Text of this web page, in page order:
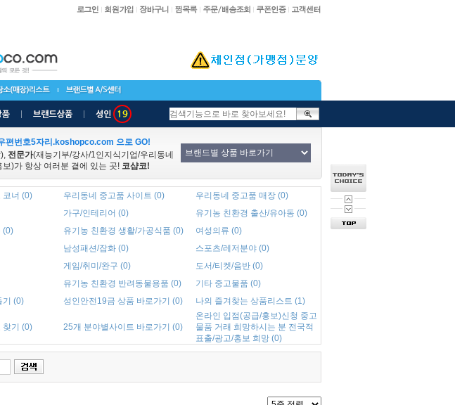
편번호5자리.koshopco.com 으로 GO!
전문가(재능기부/강사/1인지식기업/우리동네
)가 항상 여러분 곁에 있는 곳! 코샵코!
코너 (0) 우리동네 중고품 사이트 (0)
우리동네 중고품 매장 (0)
가구/인테리어 (0)
유기농 친환경 출산/유아동 (0)
(0) 유기농 친환경 생활/가공식품 (0)
여성의류 (0)
남성패션/잡화 (0)
스포츠/레저분야 (0)
게임/취미/완구 (0)
도서/티켓/음반 (0)
유기농 친환경 반려동물용품 (0)
기타 중고물품 (0)
기 (0) 성인안전19금 상품 바로가기 (0) 나의 즐겨찾는 상품리스트 (1)
찾기 (0) 25개 분야별사이트 바로가기 (0)
온라인 입점(공급/홍보)신청 중고
물품 거래 희망하시는 분 전국적
표출/광고/홍보 희망 (0)